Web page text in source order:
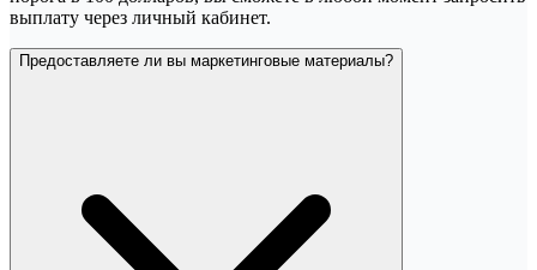
выплату через личный кабинет.
Предоставляете ли вы маркетинговые материалы?